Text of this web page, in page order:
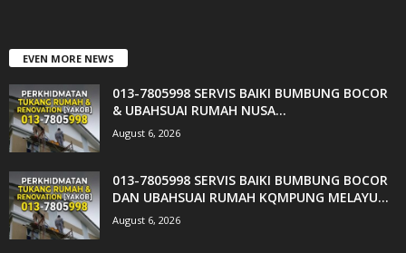
EVEN MORE NEWS
013-7805998 SERVIS BAIKI BUMBUNG BOCOR
& UBAHSUAI RUMAH NUSA...
August 6, 2026
013-7805998 SERVIS BAIKI BUMBUNG BOCOR
DAN UBAHSUAI RUMAH KQMPUNG MELAYU...
August 6, 2026